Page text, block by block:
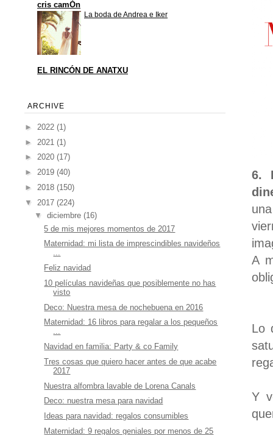
6.
A
Lo
Y
cris camÓn
La boda de Andrea e Iker
EL RINCÓN DE ANATXU
ARCHIVE
► 2022 (1)
► 2021 (1)
► 2020 (17)
► 2019 (40)
► 2018 (150)
▼ 2017 (224)
▼ diciembre (16)
5 de mis mejores momentos de 2017
Maternidad: mi lista de imprescindibles navideños
...
Feliz navidad
10 películas navideñas que posiblemente no has
visto
Deco: Nuestra mesa de nochebuena en 2016
Maternidad: 16 libros para regalar a los pequeños
...
Navidad en familia: Party & co Family
Tres cosas que quiero hacer antes de que acabe
2017
Nuestra alfombra lavable de Lorena Canals
Deco: nuestra mesa para navidad
Ideas para navidad: regalos consumibles
Maternidad: 9 regalos geniales por menos de 25